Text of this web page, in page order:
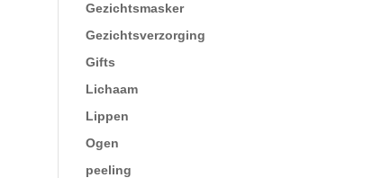
Gezichtsmasker
Gezichtsverzorging
Gifts
Lichaam
Lippen
Ogen
peeling